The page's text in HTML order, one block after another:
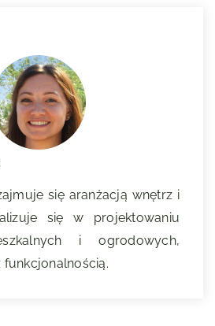
się aranżacją wnętrz i
się w projektowaniu
i ogrodowych,
funkcjonalnością.